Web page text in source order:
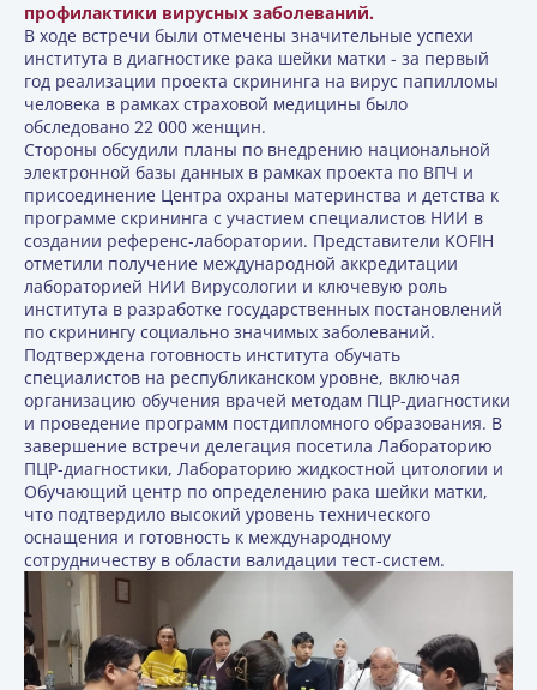
профилактики вирусных заболеваний.
В ходе встречи были отмечены значительные успехи
института в диагностике рака шейки матки - за первый
год реализации проекта скрининга на вирус папилломы
человека в рамках страховой медицины было
обследовано 22 000 женщин.
Стороны обсудили планы по внедрению национальной
электронной базы данных в рамках проекта по ВПЧ и
присоединение Центра охраны материнства и детства к
программе скрининга с участием специалистов НИИ в
создании референс-лаборатории. Представители KOFIH
отметили получение международной аккредитации
лабораторией НИИ Вирусологии и ключевую роль
института в разработке государственных постановлений
по скринингу социально значимых заболеваний.
Подтверждена готовность института обучать
специалистов на республиканском уровне, включая
организацию обучения врачей методам ПЦР-диагностики
и проведение программ постдипломного образования. В
завершение встречи делегация посетила Лабораторию
ПЦР-диагностики, Лабораторию жидкостной цитологии и
Обучающий центр по определению рака шейки матки,
что подтвердило высокий уровень технического
оснащения и готовность к международному
сотрудничеству в области валидации тест-систем.